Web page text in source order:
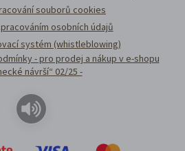
souborů cookies
osobních údajů
systém (whistleblowing)
- pro prodej a nákup v e-shopu
návrší“ 02/25 -